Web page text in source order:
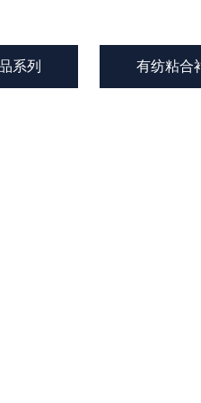
系列 有纺粘合